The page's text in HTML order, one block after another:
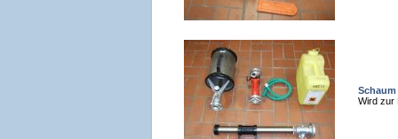
Schaum
Wird zur